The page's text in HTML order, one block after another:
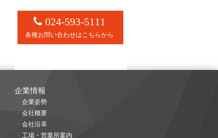
024-593-5111
各種お問い合わせはこちらから
企業情報
企業姿勢
会社概要
会社沿革
工場・営業所案内